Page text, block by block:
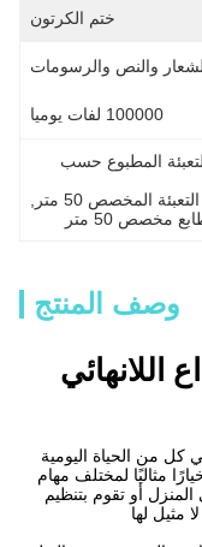
ختم الكرتون
والنص والرسومات
100000 لفات يوميا
المخصص 50 متر
مخصص 50 متر
وصف المنتج
اللانهائي
كل من الحياة اليومية
مثاليًا لمختلف مهام
أو تقوم بتنظيم
مثيل لها